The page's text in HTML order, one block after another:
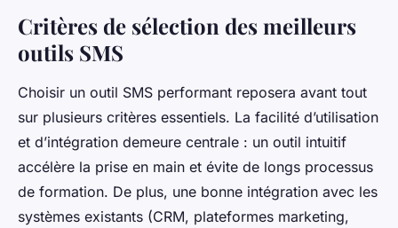
Critères de sélection des meilleurs
outils SMS
Choisir un outil SMS performant reposera avant tout
sur plusieurs critères essentiels. La facilité d’utilisation
et d’intégration demeure centrale : un outil intuitif
accélère la prise en main et évite de longs processus
de formation. De plus, une bonne intégration avec les
systèmes existants (CRM, plateformes marketing,